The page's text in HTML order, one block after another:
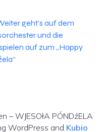
geht’s auf dem
und die
auf zum „Happy
WJESOłA PÓNDźELA
WordPress and Kubio